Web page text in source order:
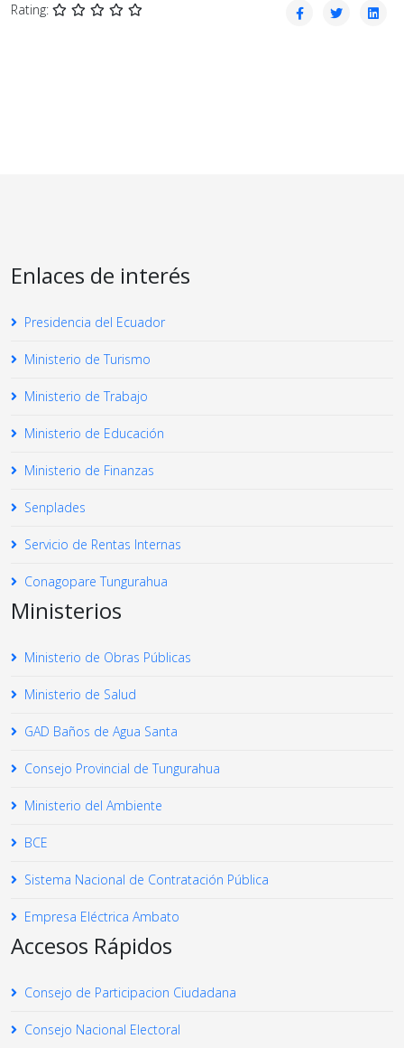
Rating:
Enlaces de interés
Presidencia del Ecuador
Ministerio de Turismo
Ministerio de Trabajo
Ministerio de Educación
Ministerio de Finanzas
Senplades
Servicio de Rentas Internas
Conagopare Tungurahua
Ministerios
Ministerio de Obras Públicas
Ministerio de Salud
GAD Baños de Agua Santa
Consejo Provincial de Tungurahua
Ministerio del Ambiente
BCE
Sistema Nacional de Contratación Pública
Empresa Eléctrica Ambato
Accesos Rápidos
Consejo de Participacion Ciudadana
Consejo Nacional Electoral